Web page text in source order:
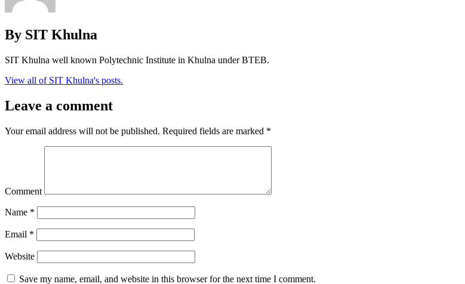
By SIT Khulna
SIT Khulna well known Polytechnic Institute in Khulna under BTEB.
View all of SIT Khulna's posts.
Leave a comment
Your email address will not be published. Required fields are marked *
Comment
Name *
Email *
Website
Save my name, email, and website in this browser for the next time I comment.